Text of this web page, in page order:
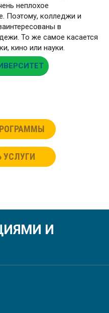
неплохое
Поэтому, колледжи и
в
То же самое касается
кино или науки.
УСЛУГИ
И